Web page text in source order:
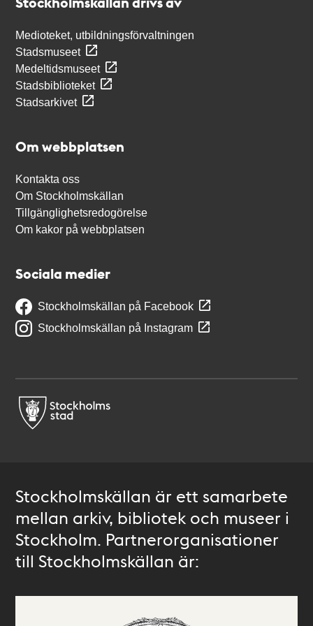
Medioteket, utbildningsförvaltningen
Stadsmuseet
Medeltidsmuseet
Stadsbiblioteket
Stadsarkivet
Om webbplatsen
Kontakta oss
Om Stockholmskällan
Tillgänglighetsredogörelse
Om kakor på webbplatsen
Sociala medier
Stockholmskällan på Facebook
Stockholmskällan på Instagram
Stockholmskällan är ett samarbete
mellan arkiv, bibliotek och museer i
Stockholm. Partnerorganisationer
till Stockholmskällan är: